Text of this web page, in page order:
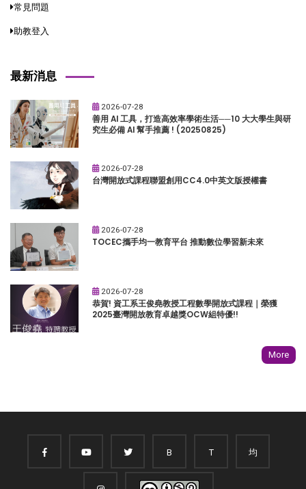
常見問題
助教登入
最新消息
2026-07-28
善用 AI 工具，打造高效率學術生活──10 大大學生與研
究生必備 AI 幫手推薦 ! (20250825)
2026-07-28
台灣開放式課程聯盟創用CC4.0中英文版授權書
2026-07-28
TOCEC攜手均一教育平台 推動數位學習新未來
2026-07-28
恭賀! 資工系王俊堯教授工程數學開放式課程｜榮獲
2025臺灣開放教育卓越獎OCW組特優!!
More
B T 均